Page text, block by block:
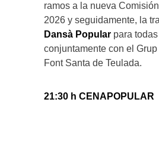
ramos a la nueva
2026 y seguidamente, la
Dansà Popular para
conjuntamente con el
Font Santa de Teulada.
21:30 h CENAPOPULAR